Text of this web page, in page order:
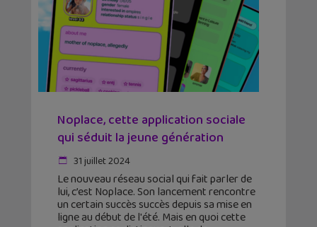
Noplace, cette application sociale
qui séduit la jeune génération
31 juillet 2024
Le nouveau réseau social qui fait parler de
lui, c’est Noplace. Son lancement rencontre
un certain succès succès depuis sa mise en
ligne au début de l'été. Mais en quoi cette